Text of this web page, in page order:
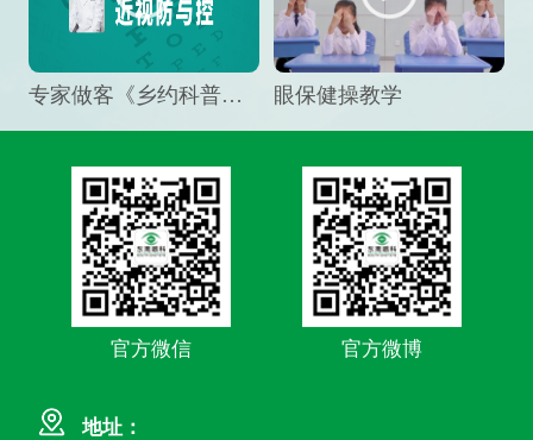
专家做客《乡约科普》栏目，预防孩子近视竟然这么“简单” 眼保健操教学
官方微信 官方微博
地址：